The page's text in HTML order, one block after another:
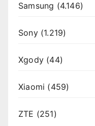
Samsung (4.146)
Sony(1.219)
Xgody (44)
Xiaomi (459)
ZTE (251)